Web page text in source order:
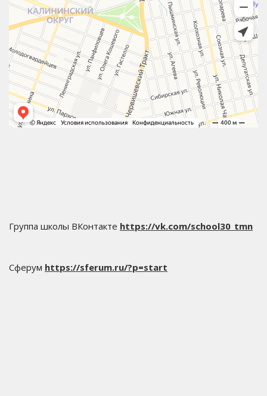
Группа школы ВКонтакте https://vk.com/school30_tmn
Сферум https://sferum.ru/?p=start